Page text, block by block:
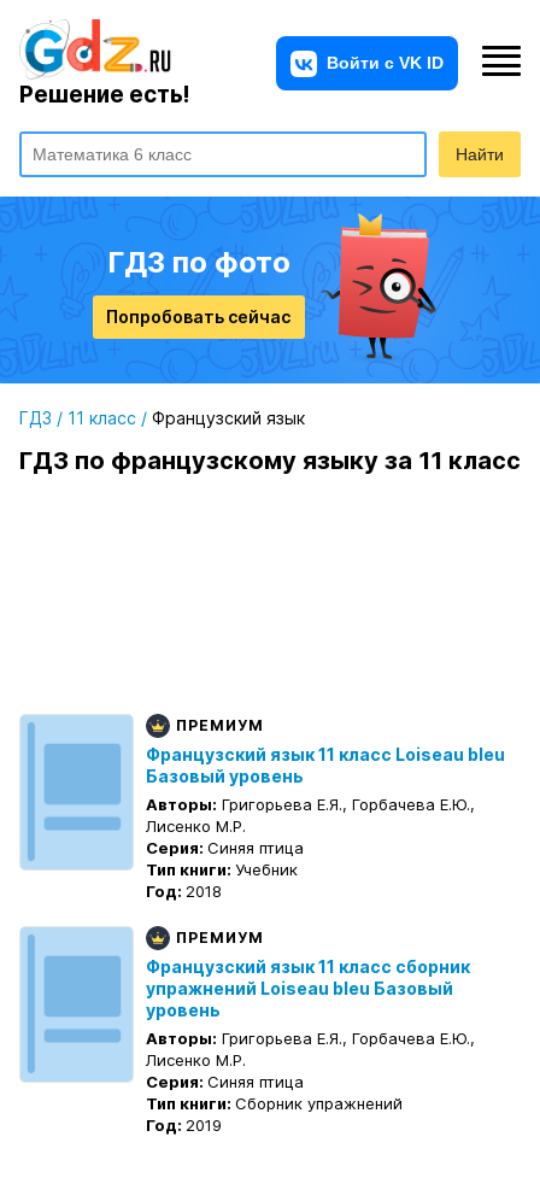
Решение есть!
Найти
ГДЗ по фото
Попробовать сейчас
ГДЗ / 11 класс / Французский язык
ГДЗ по французскому языку за 11 класс
ПРЕМИУМ
Французский язык 11 класс Loiseau bleu
Базовый уровень
Авторы: Григорьева Е.Я., Горбачева Е.Ю.,
Лисенко М.Р.
Серия: Синяя птица
Тип книги: Учебник
Год: 2018
ПРЕМИУМ
Французский язык 11 класс сборник
упражнений Loiseau bleu Базовый
уровень
Авторы: Григорьева Е.Я., Горбачева Е.Ю.,
Лисенко М.Р.
Серия: Синяя птица
Тип книги: Сборник упражнений
Год: 2019